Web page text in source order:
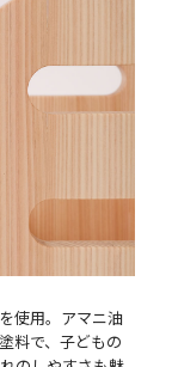
使用。アマニ油
料で、子どもの